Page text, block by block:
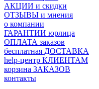
АКЦИИ и скидки
ОТЗЫВЫ и мнения
о компании
ГАРАНТИИ юрлица
ОПЛАТА заказов
бесплатная ДОСТАВКА
help-центр КЛИЕНТАМ
корзина ЗАКАЗОВ
контакты